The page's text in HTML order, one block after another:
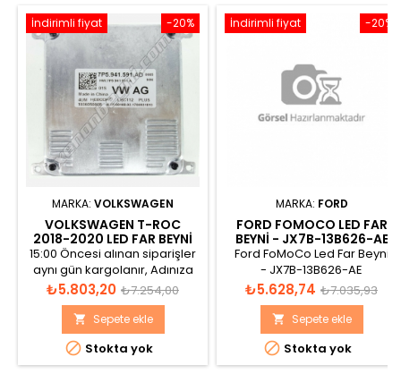
-20%
İndirimli fiyat
MARKA: VOLKSWAGEN
VOLKSWAGEN T-ROC
2018-2020 LED FAR BEYNI
7P5941591AD
15:00 Öncesi alınan siparişler
aynı gün kargolanır, Adınıza
Faturalı, Orjinal Sıfır Ürün
Fiyat
₺5.803,20 Normal
fiyat
₺7.254,00
 Sepete ekle
 Stokta yok
-20%
İndirimli fiyat
MARKA: FORD
FORD FOMOCO LED FAR
BEYNI - JX7B-13B626-AE
Ford FoMoCo Led Far Beyni
- JX7B-13B626-AE
Fiyat
₺5.628,74 Normal
fiyat
₺7.035,93
 Sepete ekle
 Stokta yok